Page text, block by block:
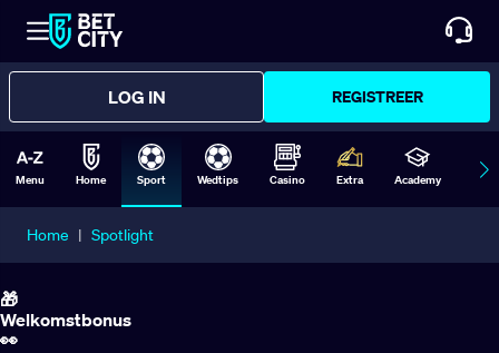
LOG IN REGISTREER
Menu Home Sport Wedtips Casino Extra Academy
Home | Spotlight